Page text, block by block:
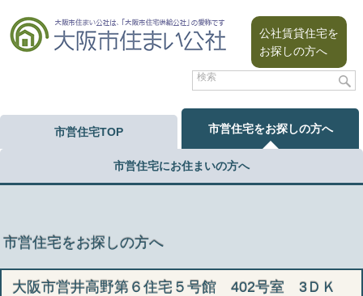
公社賃貸住宅を
お探しの方へ
市営住宅TOP 市営住宅をお探しの方へ
市営住宅にお住まいの方へ
市営住宅をお探しの方へ
大阪市営井高野第６住宅５号館 402号室 3ＤＫ